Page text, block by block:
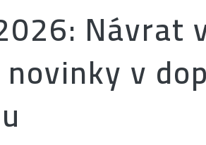
Návrat
v